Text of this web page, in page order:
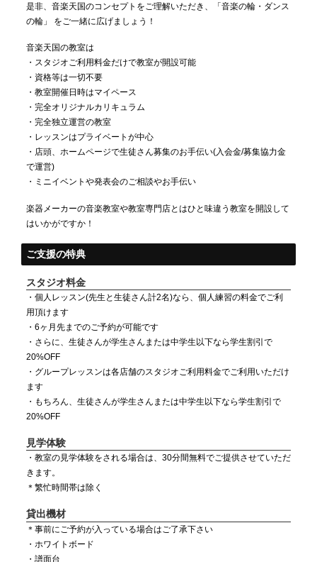
是非、音楽天国のコンセプトをご理解いただき、「音楽の輪・ダンス
の輪」 をご一緒に広げましょう！
音楽天国の教室は
・スタジオご利用料金だけで教室が開設可能
・資格等は一切不要
・教室開催日時はマイペース
・完全オリジナルカリキュラム
・完全独立運営の教室
・レッスンはプライベートが中心
・店頭、ホームページで生徒さん募集のお手伝い(入会金/募集協力金
で運営)
・ミニイベントや発表会のご相談やお手伝い
楽器メーカーの音楽教室や教室専門店とはひと味違う教室を開設して
はいかがですか！
ご支援の特典
スタジオ料金
・個人レッスン(先生と生徒さん計2名)なら、個人練習の料金でご利
用頂けます
・6ヶ月先までのご予約が可能です
・さらに、生徒さんが学生さんまたは中学生以下なら学生割引で
20%OFF
・グループレッスンは各店舗のスタジオご利用料金でご利用いただけ
ます
・もちろん、生徒さんが学生さんまたは中学生以下なら学生割引で
20%OFF
見学体験
・教室の見学体験をされる場合は、30分間無料でご提供させていただ
きます。
＊繁忙時間帯は除く
貸出機材
＊事前にご予約が入っている場合はご了承下さい
・ホワイトボード
・譜面台